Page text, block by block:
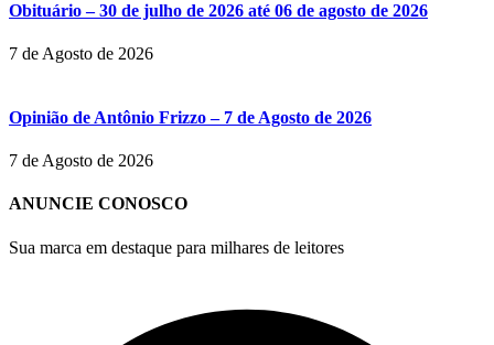
Obituário – 30 de julho de 2026 até 06 de agosto de 2026
7 de Agosto de 2026
Opinião de Antônio Frizzo – 7 de Agosto de 2026
7 de Agosto de 2026
ANUNCIE CONOSCO
Sua marca em destaque para milhares de leitores